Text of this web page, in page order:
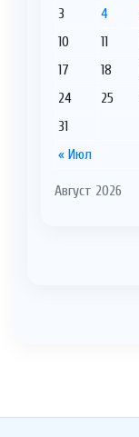
Август 2026
« Июл
3
4
10
11
17
18
24
25
31